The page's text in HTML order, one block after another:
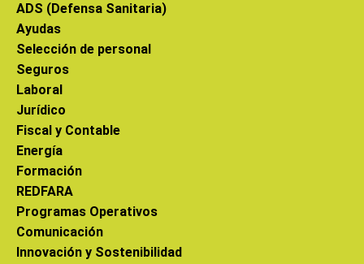
ADS (Defensa Sanitaria)
Ayudas
Selección de personal
Seguros
Laboral
Jurídico
Fiscal y Contable
Energía
Formación
REDFARA
Programas Operativos
Comunicación
Innovación y Sostenibilidad